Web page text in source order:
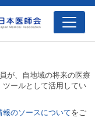
が、自地域の将来の医療
ールとして活用してい
報のソースについてをご